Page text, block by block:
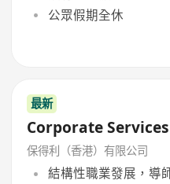
公眾假期全休
最新
Corporate
保得利（香港）有限公司
結構性職業發展，導